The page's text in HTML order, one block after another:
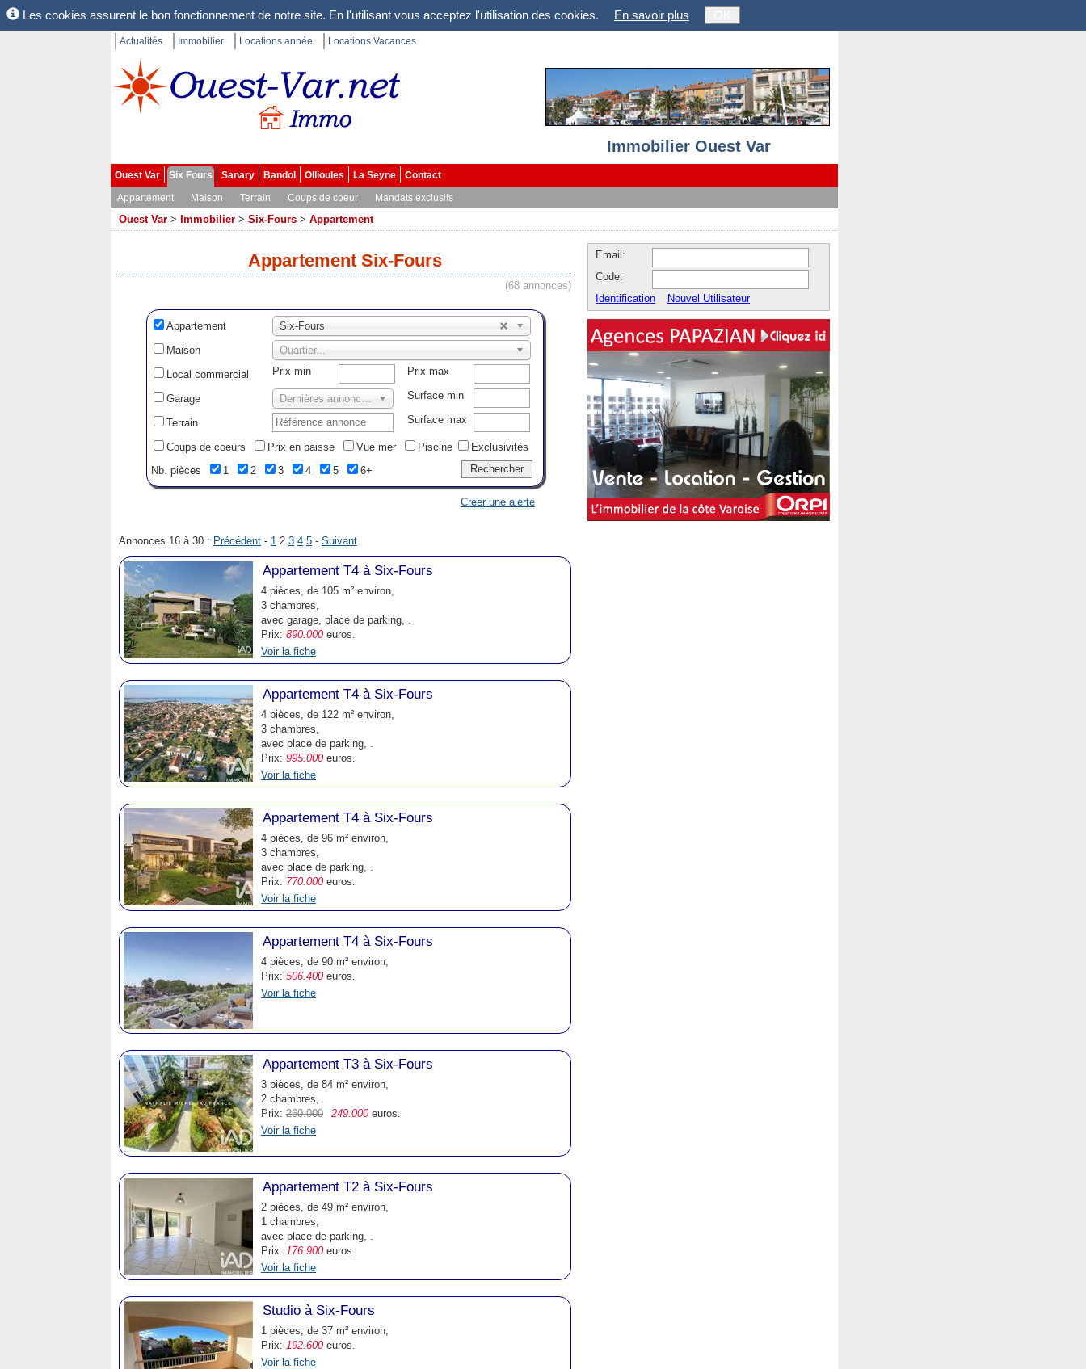
Les cookies assurent le bon fonctionnement de notre site. En l'utilisant vous acceptez l'utilisation des cookies. En savoir plus
Actualités Immobilier Locations année Locations Vacances
Immobilier Ouest Var
Ouest Var Six Fours Sanary Bandol Ollioules La Seyne
Contact
Appartement
Maison Terrain Coups de coeur Mandats exclusifs
Ouest Var > Immobilier > Six-Fours > Appartement
Appartement Six-Fours
(68 annonces)
Appartement
Six-Fours
Maison
Quartier...
Local commercial
Prix min Prix max
Garage Dernières annonces.. Surface min
Terrain Surface max
Coups de coeurs Prix en baisse Vue mer Piscine
Exclusivités
Nb. pièces
1 2 3 4 5 6+
Créer une alerte
Annonces 16 à 30 : Précédent - 1 2 3 4 5 - Suivant
Appartement T4 à Six-Fours
4 pièces, de 105 m² environ,
3 chambres,
avec garage, place de parking, .
Prix: 890.000 euros.
Voir la fiche
Appartement T4 à Six-Fours
4 pièces, de 122 m² environ,
3 chambres,
avec place de parking, .
Prix: 995.000 euros.
Voir la fiche
Appartement T4 à Six-Fours
4 pièces, de 96 m² environ,
3 chambres,
avec place de parking, .
Prix: 770.000 euros.
Voir la fiche
Appartement T4 à Six-Fours
4 pièces, de 90 m² environ,
Prix: 506.400 euros.
Voir la fiche
Appartement T3 à Six-Fours
3 pièces, de 84 m² environ,
2 chambres,
Prix: 260.000 249.000 euros.
Voir la fiche
Appartement T2 à Six-Fours
2 pièces, de 49 m² environ,
1 chambres,
avec place de parking, .
Prix: 176.900 euros.
Voir la fiche
Studio à Six-Fours
1 pièces, de 37 m² environ,
Prix: 192.600 euros.
Voir la fiche
Email:
Code:
Identification
Nouvel Utilisateur